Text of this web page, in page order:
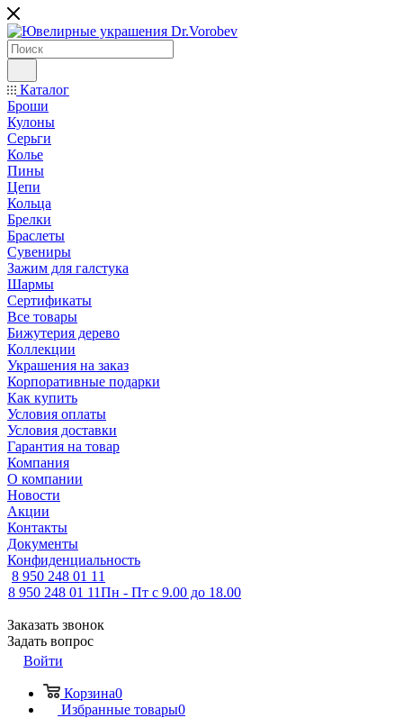
Каталог
Броши
Кулоны
Серьги
Колье
Пины
Цепи
Кольца
Брелки
Браслеты
Сувениры
Зажим для галстука
Шармы
Сертификаты
Все товары
Бижутерия дерево
Коллекции
Украшения на заказ
Корпоративные подарки
Как купить
Условия оплаты
Условия доставки
Гарантия на товар
Компания
О компании
Новости
Акции
Контакты
Документы
Конфиденциальность
8 950 248 01 11
8 950 248 01 11Пн - Пт с 9.00 до 18.00
Заказать звонок
Задать вопрос
Войти
Корзина0
Избранные товары0